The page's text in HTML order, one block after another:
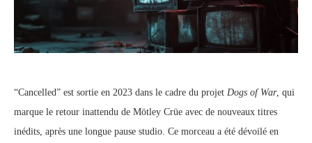
“Cancelled” est sortie en 2023 dans le cadre du projet Dogs of War, qui
marque le retour inattendu de Mötley Crüe avec de nouveaux titres
inédits, après une longue pause studio. Ce morceau a été dévoilé en